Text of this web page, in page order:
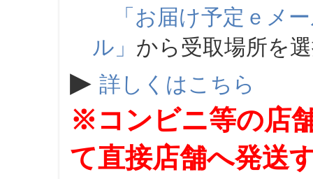
「お届け予定ｅメ
ル」 から受取場所を
▶ 詳しくはこちら
※コンビニ等の店
て直接店舗へ発送